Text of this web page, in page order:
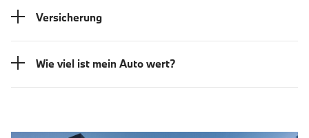
Versicherung
Wie viel ist mein Auto wert?